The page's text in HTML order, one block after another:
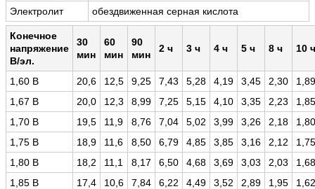
Электролит
обездвиженная серная кислота
Конечное
напряжение
В/эл.
30
мин
60
мин
90
мин
2 ч 3 ч 4 ч 5 ч 8 ч 10 ч
1,60 В 20,6 12,5 9,25 7,43 5,28 4,19 3,45 2,30
1,89
1,67 В
20,0 12,3 8,99 7,25 5,15 4,10 3,35 2,23
1,85
1,70 В
19,5 11,9 8,76 7,04 5,02 3,99 3,26 2,18
1,80
1,75 В
18,9 11,6 8,50 6,79 4,85 3,85 3,16 2,12
1,75
1,80 В
18,2 11,1 8,17 6,50 4,68 3,69 3,03 2,03
1,68
1,85 В
17,4 10,6 7,84 6,22 4,49 3,52 2,89 1,95 1,62